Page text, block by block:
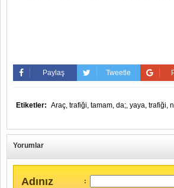
Paylaş Tweetle
Etiketler: Araç, trafiği, tamam, da;, yaya, trafiği,
Yorumlar
Adınız :